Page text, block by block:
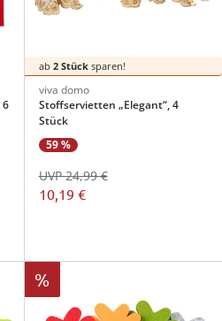
6
ab 2 Stücksparen!
viva domo
Stoffservietten „Elegant“, 4
Stück
59 %
10,19 €
UVP 24,99 €
%